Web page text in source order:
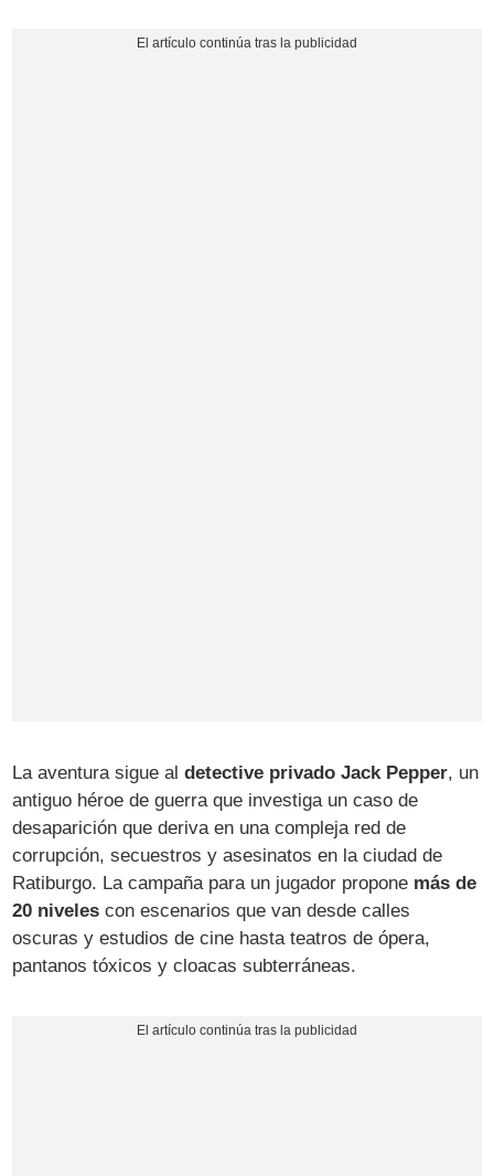
La aventura sigue aldetective privado Jack Pepper, un
antiguo héroe de guerra que investiga un caso de
desaparición que deriva en una compleja red de
corrupción, secuestros y asesinatos en la ciudad de
Ratiburgo. La campaña para un jugador propone más de
20 niveles con escenarios que van desde calles
oscuras y estudios de cine hasta teatros de ópera,
pantanos tóxicos y cloacas subterráneas.